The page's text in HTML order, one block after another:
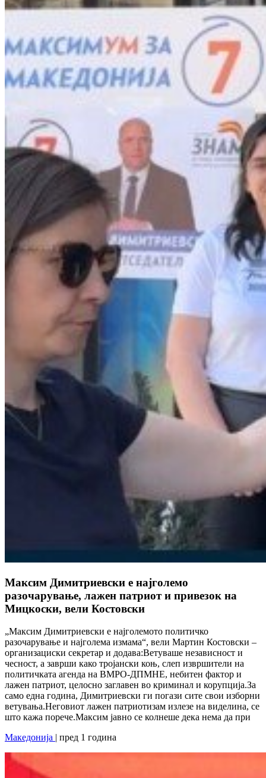
Максим Димитриевски е најголемо
разочарување, лажен патриот и привезок на
Мицкоски, вели Костовски
„Максим Димитриевски е најголемото политичко
разочарување и најголема измама“, вели Мартин Костовски –
организациски секретар и додава:Ветуваше независност и
чесност, а заврши како тројански коњ, слеп извршители на
политичката агенда на ВМРО-ДПМНЕ, небитен фактор и
лажен патриот, целосно заглавен во криминал и корупција.За
само една година, Димитриевски ги погази сите свои изборни
ветувања.Неговиот лажен патриотизам излезе на виделина, се
што кажа порече.Максим јавно се колнеше дека нема да при
Македонија | пред 1 година